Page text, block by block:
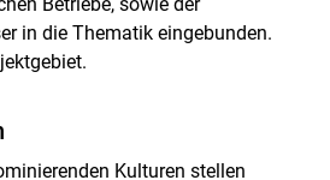
in die Thematik eingebunden.
Kulturen stellen